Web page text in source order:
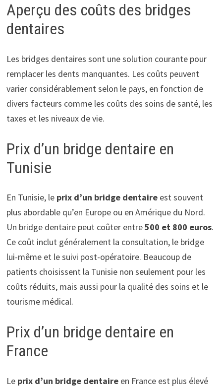
Aperçu des coûts des bridges
dentaires
Les bridges dentaires sont une solution courante pour
remplacer les dents manquantes. Les coûts peuvent
varier considérablement selon le pays, en fonction de
divers facteurs comme les coûts des soins de santé, les
taxes et les niveaux de vie.
Prix d’un bridge dentaire en
Tunisie
En Tunisie, le prix d’un bridge dentaireest souvent
plus abordable qu’en Europe ou en Amérique du Nord.
Un bridge dentaire peut coûter entre500 et 800 euros.
Ce coût inclut généralement la consultation, le bridge
lui-même et le suivi post-opératoire. Beaucoup de
patients choisissent la Tunisie non seulement pour les
coûts réduits, mais aussi pour la qualité des soins et le
tourisme médical.
Prix d’un bridge dentaire en
France
Le prix d’un bridge dentaireen France est plus élevé